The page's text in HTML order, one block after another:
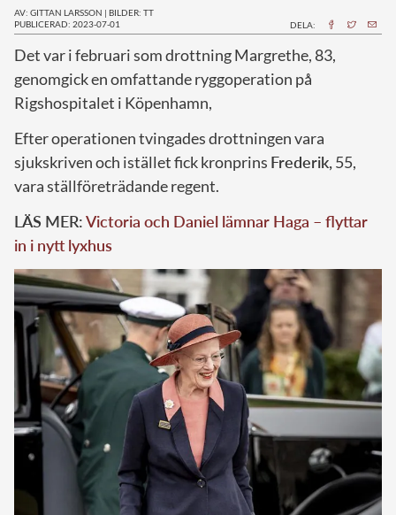
AV: GITTAN LARSSON | BILDER: TT
PUBLICERAD: 2023-07-01
DELA:
Det var i februari som drottning Margrethe, 83,
genomgick en omfattande ryggoperation på
Rigshospitalet i Köpenhamn,
Efter operationen tvingades drottningen vara
sjukskriven och istället fick kronprins Frederik, 55,
vara ställföreträdande regent.
LÄS MER:Victoria och Daniel lämnar Haga – flyttar
in i nytt lyxhus